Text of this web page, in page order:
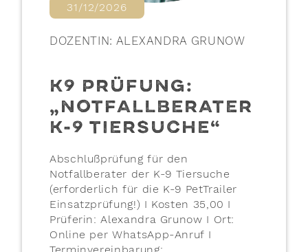
DOZENTIN: ALEXANDRA GRUNOW
31/12/2026
K9 PRÜFUNG:
„NOTFALLBERATER
K-9 TIERSUCHE“
Abschlußprüfung für den
Notfallberater der K-9 Tiersuche
(erforderlich für die K-9 PetTrailer
Einsatzprüfung!) I Kosten 35,00 I
Prüferin: Alexandra Grunow I Ort:
Online per WhatsApp-Anruf I